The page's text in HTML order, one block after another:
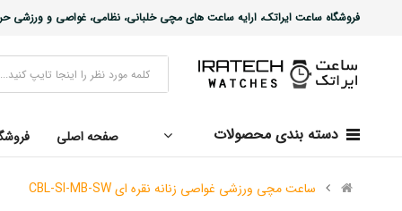
فروشگاه ساعت ایراتک، ارایه ساعت های مچی خلبانی، نظامی، غواصی و ورزشی
دسته بندی محصولات صفحه اصلی
ساعت مچی ورزشی غواصی زنانه نقره ای CBL-SI-MB-SW